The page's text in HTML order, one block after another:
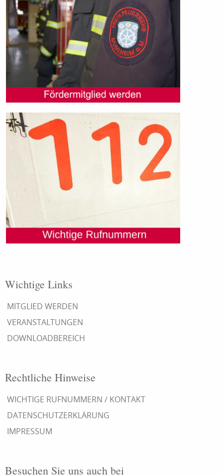
Wichtige Links
MITGLIED WERDEN
VERANSTALTUNGEN
DOWNLOADBEREICH
Rechtliche Hinweise
WICHTIGE RUFNUMMERN / KONTAKT
DATENSCHUTZERKLÄRUNG
IMPRESSUM
Besuchen Sie uns auch bei